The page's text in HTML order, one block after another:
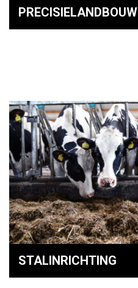
PRECISIELANDBOUW
STALINRICHTING